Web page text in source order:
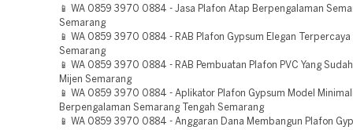
📱 WA 0859 3970 0884 - Jasa Plafon Atap Berpengalaman
Semarang
📱 WA 0859 3970 0884 - RAB Plafon Gypsum Elegan Terpercaya
Semarang
📱 WA 0859 3970 0884 - RAB Pembuatan Plafon PVC Yang
Mijen Semarang
📱 WA 0859 3970 0884 - Aplikator Plafon Gypsum Model
Berpengalaman Semarang Tengah Semarang
📱 WA 0859 3970 0884 - Anggaran Dana Membangun Plafon